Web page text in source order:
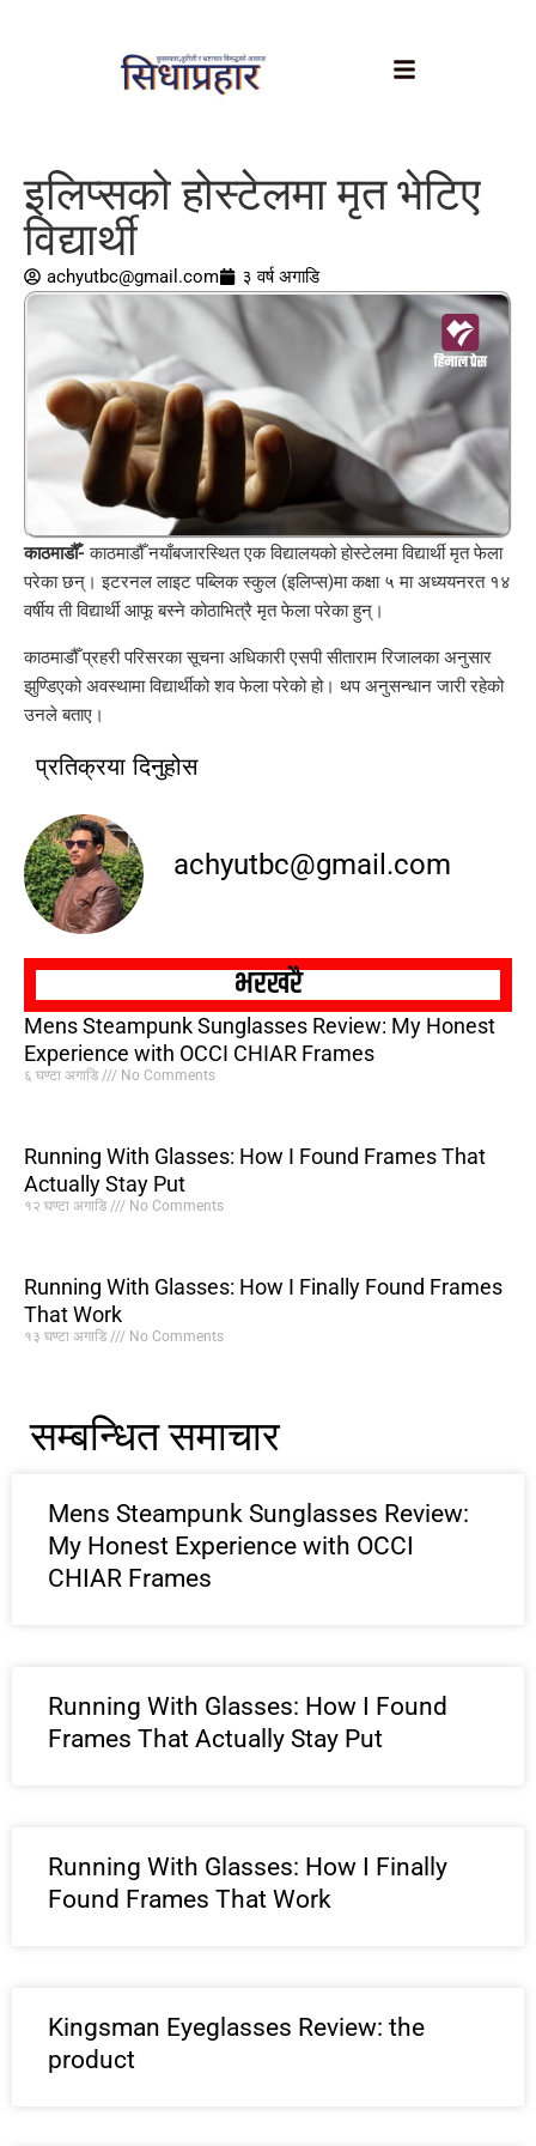
इलिप्सको होस्टेलमा मृत भेटिए
विद्यार्थी
achyutbc@gmail.com ३ वर्ष अगाडि
काठमाडौँ- काठमाडौँ नयाँबजारस्थित एक विद्यालयको होस्टेलमा विद्यार्थी मृत फेला
परेका छन्। इटरनल लाइट पब्लिक स्कुल (इलिप्स)मा कक्षा ५ मा अध्ययनरत १४
वर्षीय ती विद्यार्थी आफू बस्ने कोठाभित्रै मृत फेला परेका हुन्।
काठमाडौँ प्रहरी परिसरका सूचना अधिकारी एसपी सीताराम रिजालका अनुसार
झुण्डिएको अवस्थामा विद्यार्थीको शव फेला परेको हो। थप अनुसन्धान जारी रहेको
उनले बताए।
प्रतिक्रया दिनुहोस
achyutbc@gmail.com
भरखरै
Mens Steampunk Sunglasses Review: My Honest
Experience with OCCI CHIAR Frames
६ घण्टा अगाडि No Comments
Running With Glasses: How I Found Frames That
Actually Stay Put
१२ घण्टा अगाडि No Comments
Running With Glasses: How I Finally Found Frames
That Work
१३ घण्टा अगाडि No Comments
सम्बन्धित समाचार
Mens Steampunk Sunglasses Review:
My Honest Experience with OCCI
CHIAR Frames
Running With Glasses: How I Found
Frames That Actually Stay Put
Running With Glasses: How I Finally
Found Frames That Work
Kingsman Eyeglasses Review: the
product